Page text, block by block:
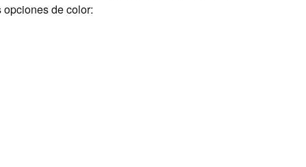
de color: